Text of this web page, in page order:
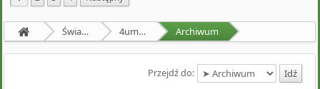
Świat Zewnętrzny 4um Games Center Archiwum
Przejdź do: